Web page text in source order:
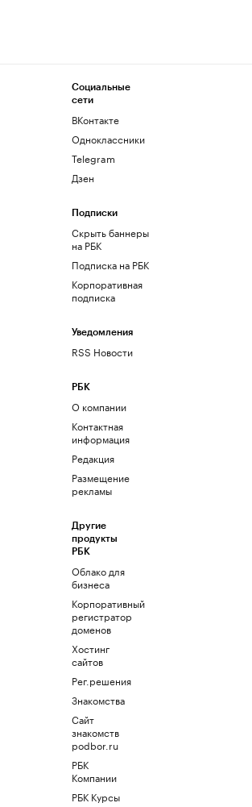
Социальные
сети
ВКонтакте
Одноклассники
Telegram
Дзен
Подписки
Скрыть баннеры
на РБК
Подписка на РБК
Корпоративная
подписка
Уведомления
RSS Новости
РБК
О компании
Контактная
информация
Редакция
Размещение
рекламы
Другие
продукты
РБК
Облако для
бизнеса
Корпоративный
регистратор
доменов
Хостинг
сайтов
Рег.решения
Знакомства
Сайт
знакомств
podbor.ru
РБК
Компании
РБК Курсы